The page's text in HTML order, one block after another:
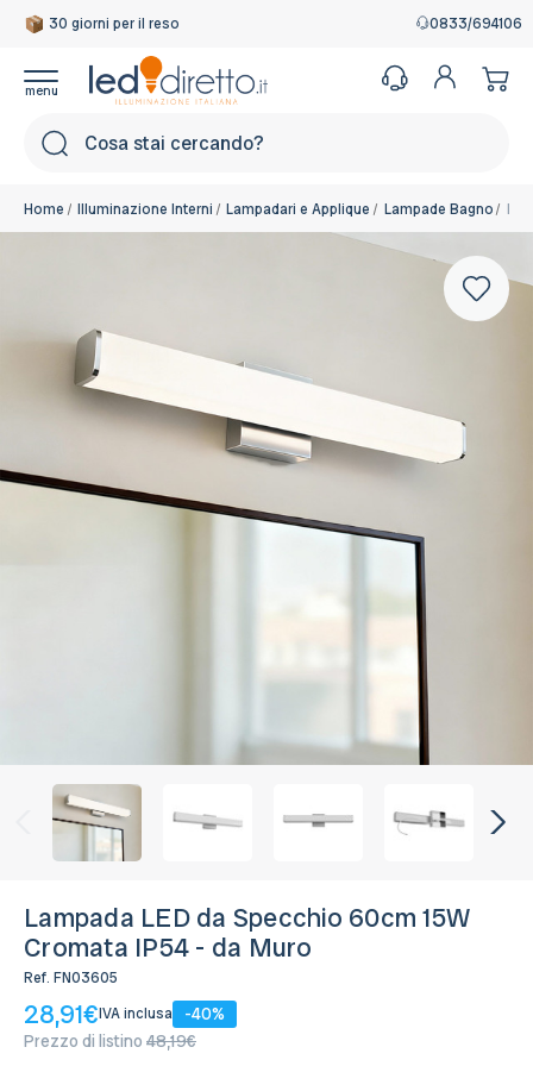
30 giorni per il reso 0833/694106
Home Illuminazione Interni Lampadari e Applique Lampade Bagno
Lampada LED da Specchio 60cm 15W
Cromata IP54 - da Muro
Ref. FN03605
28,91€IVA inclusa
-40%
Prezzo di listino 48,19€
Bianco Naturale 4.000K
Disponibile, Spedito in 24/48 ore